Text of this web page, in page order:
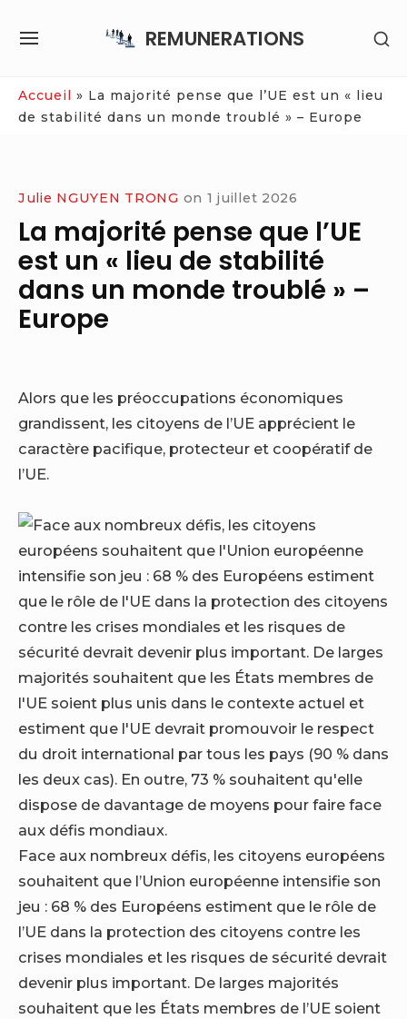
REMUNERATIONS
SITE
Accueil » La majorité pense que l’UE est un « lieu
de stabilité dans un monde troublé » – Europe
Julie NGUYEN TRONG on 1 juillet 2026
La majorité pense que l’UE
est un « lieu de stabilité
dans un monde troublé » –
Europe
Alors que les préoccupations économiques
grandissent, les citoyens de l’UE apprécient le
caractère pacifique, protecteur et coopératif de
l’UE.
Face aux nombreux défis, les citoyens européens
souhaitent que l’Union européenne intensifie son
jeu : 68 % des Européens estiment que le rôle de
l’UE dans la protection des citoyens contre les
crises mondiales et les risques de sécurité devrait
devenir plus important. De larges majorités
souhaitent que les États membres de l’UE soient